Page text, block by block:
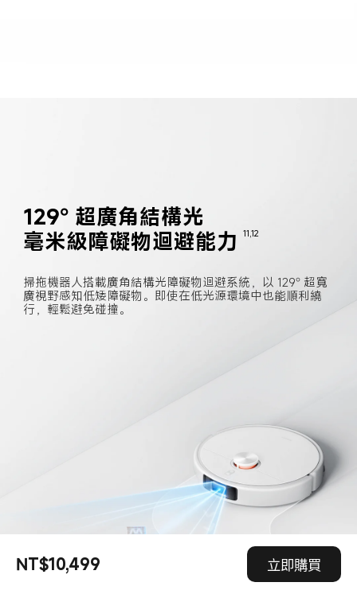
NT$10,499 立即購買
129° 超廣角結構光
毫米級障礙物迴避能力
11,12
掃拖機器人搭載廣角結構光障礙物迴避系統，以 129° 超寬
廣視野感知低矮障礙物。即使在低光源環境中也能順利繞
行，輕鬆避免碰撞。